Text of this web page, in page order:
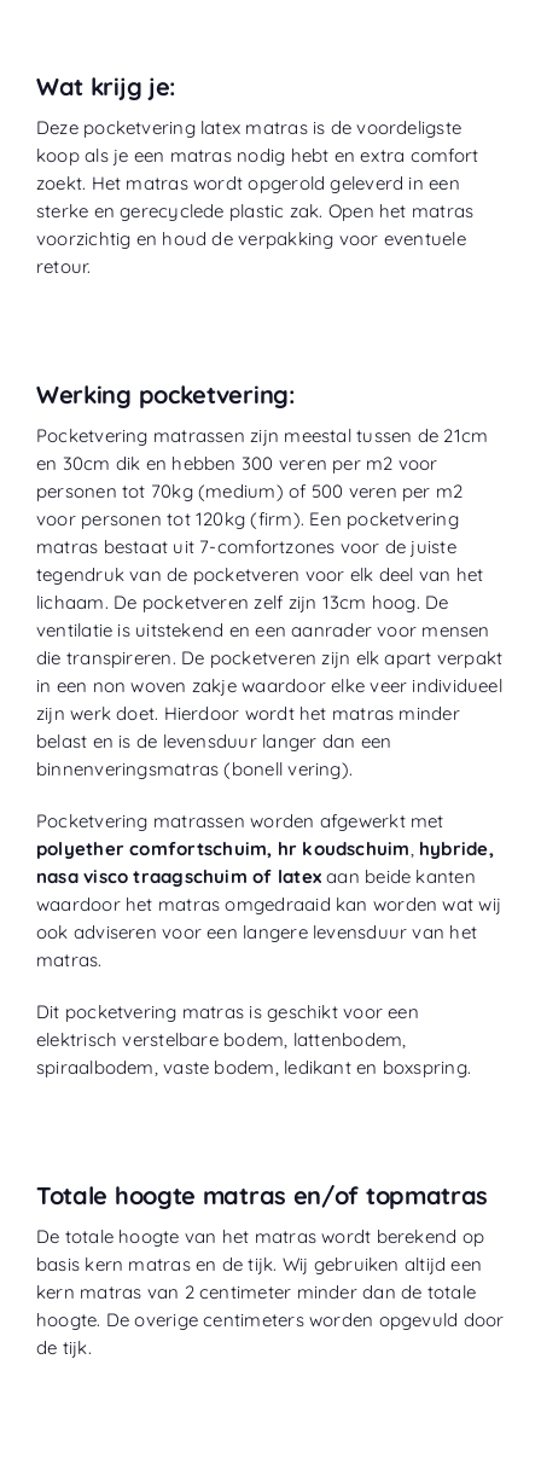
Wat krijg je:
Deze pocketvering latex matras is de voordeligste
koop als je een matras nodig hebt en extra comfort
zoekt. Het matras wordt opgerold geleverd in een
sterke en gerecyclede plastic zak. Open het matras
voorzichtig en houd de verpakking voor eventuele
retour.
Werking pocketvering:
Pocketvering matrassen zijn meestal tussen de 21cm
en 30cm dik en hebben 300 veren per m2 voor
personen tot 70kg (medium) of 500 veren per m2
voor personen tot 120kg (firm). Een pocketvering
matras bestaat uit 7-comfortzones voor de juiste
tegendruk van de pocketveren voor elk deel van het
lichaam. De pocketveren zelf zijn 13cm hoog. De
ventilatie is uitstekend en een aanrader voor mensen
die transpireren. De pocketveren zijn elk apart verpakt
in een non woven zakje waardoor elke veer individueel
zijn werk doet. Hierdoor wordt het matras minder
belast en is de levensduur langer dan een
binnenveringsmatras (bonell vering).
Pocketvering matrassen worden afgewerkt met
polyether comfortschuim, hr koudschuim hybride,
nasa visco traagschuim of latexaan beide kanten
waardoor het matras omgedraaid kan worden wat wij
ook adviseren voor een langere levensduur van het
matras.
Dit pocketvering matras is geschikt voor een
elektrisch verstelbare bodem, lattenbodem,
spiraalbodem, vaste bodem, ledikant en boxspring.
Totale hoogte matras en/of topmatras
De totale hoogte van het matras wordt berekend op
basis kern matras en de tijk. Wij gebruiken altijd een
kern matras van 2 centimeter minder dan de totale
hoogte. De overige centimeters worden opgevuld door
de tijk.